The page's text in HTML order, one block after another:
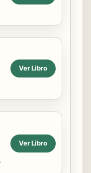
Ver Libro
Ver Libro